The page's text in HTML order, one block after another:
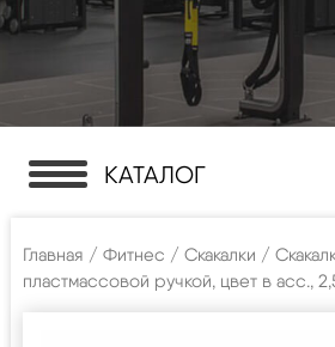
КАТАЛОГ
Главная / Фитнес / Скакалки /
пластмассовой ручкой, цвет в асс.,